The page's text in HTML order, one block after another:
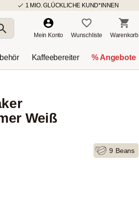
1 MIO. GLÜCKLICHE KUND*INNEN
Mein Konto Wunschliste Warenkorb
Kaffeebereiter % Angebote
Weiß
9 Beans